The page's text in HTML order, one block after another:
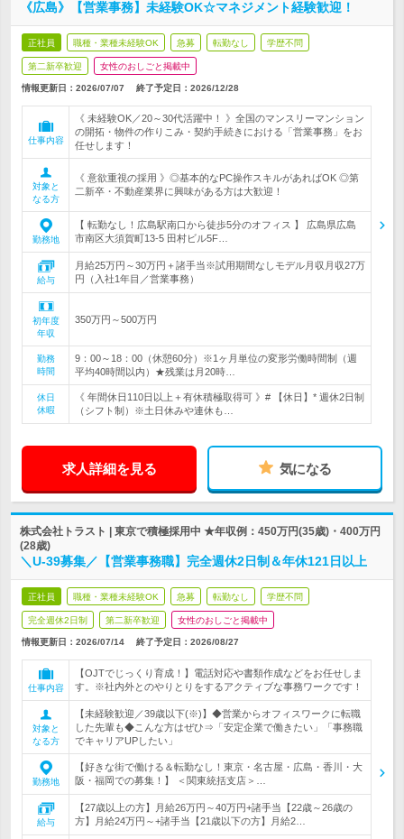
《広島》【営業事務】未経験OK☆マネジメント経験歓迎！
正社員 職種・業種未経験OK 急募 転勤なし 学歴不問
第二新卒歓迎 女性のおしごと掲載中
情報更新日：2026/07/07 終了予定日： 2026/12/28
仕事内容
《 未経験OK／20～30代活躍中！ 》全国のマンスリーマンション
の開拓・物件の作りこみ・契約手続きにおける「営業事務」をお
任せします！
対象と
なる方
《 意欲重視の採用 》◎基本的なPC操作スキルがあればOK ◎第
二新卒・不動産業界に興味がある方は大歓迎！
勤務地
【 転勤なし！広島駅南口から徒歩5分のオフィス 】 広島県広島
市南区大須賀町13-5 田村ビル5F…
給与
月給25万円～30万円＋諸手当※試用期間なしモデル月収月収27万
円（入社1年目／営業事務）
初年度
年収
350万円～500万円
勤務
時間
9：00～18：00（休憩60分）※1ヶ月単位の変形労働時間制（週
平均40時間以内）★残業は月20時…
休日
休暇
《 年間休日110日以上＋有休積極取得可 》# 【休日】* 週休2日制
（シフト制）※土日休みや連休も…
求人詳細を見る 気になる
株式会社トラスト | 東京で積極採用中 ★年収例：450万円(35歳)・400万円
(28歳)
＼U-39募集／【営業事務職】完全週休2日制＆年休121日以上
正社員 職種・業種未経験OK 急募 転勤なし 学歴不問
完全週休2日制 第二新卒歓迎 女性のおしごと掲載中
情報更新日：2026/07/14 終了予定日： 2026/08/27
仕事内容
【OJTでじっくり育成！】電話対応や書類作成などをお任せしま
す。※社内外とのやりとりをするアクティブな事務ワークです！
対象と
なる方
【未経験歓迎／39歳以下(※)】◆営業からオフィスワークに転職
した先輩も◆こんな方はぜひ⇒「安定企業で働きたい」「事務職
でキャリアUPしたい」
勤務地
【好きな街で働ける＆転勤なし！東京・名古屋・広島・香川・大
阪・福岡での募集！】 ＜関東統括支店＞…
給与
【27歳以上の方】月給26万円～40万円+諸手当【22歳～26歳の
方】月給24万円～+諸手当【21歳以下の方】月給2…